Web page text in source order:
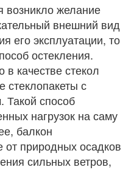
возникло желание
внешний вид
его эксплуатации, то
остекления.
в качестве стекол
с
способ
нагрузок на саму
балкон
от природных осадков
сильных ветров,